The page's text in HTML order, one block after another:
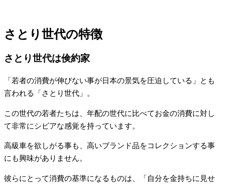
さとり世代の特徴
さとり世代は倹約家
「若者の消費が伸びない事が日本の景気を圧迫している」とも
言われる「さとり世代」。
この世代の若者たちは、年配の世代に比べてお金の消費に対し
て非常にシビアな感覚を持っています。
高級車を欲しがる事も、高いブランド品をコレクションする事
にも興味がありません。
彼らにとって消費の基準になるものは、「自分を金持ちに見せ